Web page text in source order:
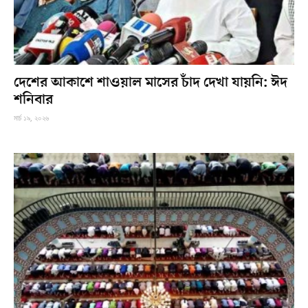
দেশের আকাশে শাওয়াল মাসের চাঁদ দেখা যায়নি: ঈদ
শনিবার
মার্চ ১৯, ২০২৬